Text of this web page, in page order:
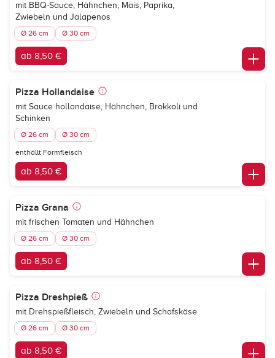
mit BBQ-Sauce, Hähnchen, Mais, Paprika,
Zwiebeln und Jalapenos
Ø 26 cm Ø 30 cm
ab 8,50 €
Pizza Hollandaise
mit Sauce hollandaise, Hähnchen, Brokkoli und
Schinken
Ø 26 cm Ø 30 cm
enthällt Formfleisch
ab 8,50 €
Pizza Grana
mit frischen Tomaten und Hähnchen
Ø 26 cm Ø 30 cm
ab 8,50 €
Pizza Dreshpieß
mit Drehspießfleisch, Zwiebeln und Schafskäse
Ø 26 cm Ø 30 cm
ab 8,50 €